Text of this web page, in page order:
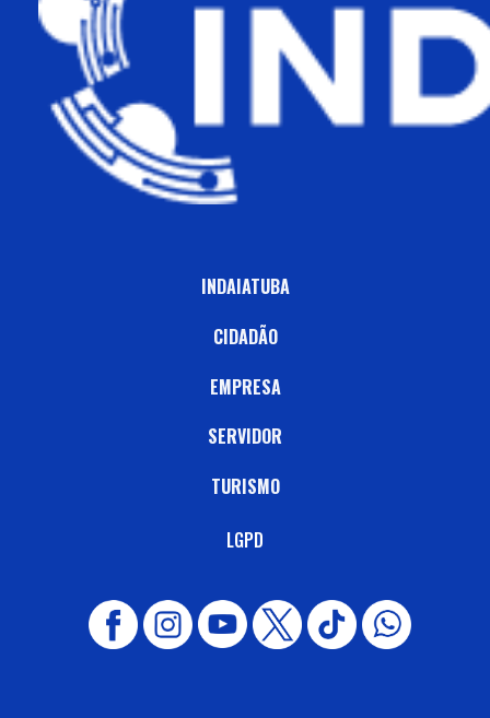
INDAIATUBA
CIDADÃO
EMPRESA
SERVIDOR
TURISMO
LGPD